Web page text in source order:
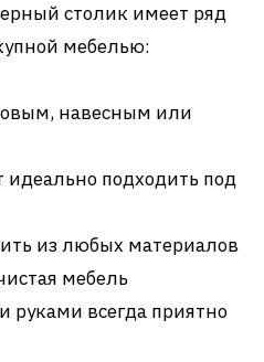
столик имеет ряд
мебелью:
навесным или
идеально подходить под
из любых материалов
мебель
руками всегда приятно